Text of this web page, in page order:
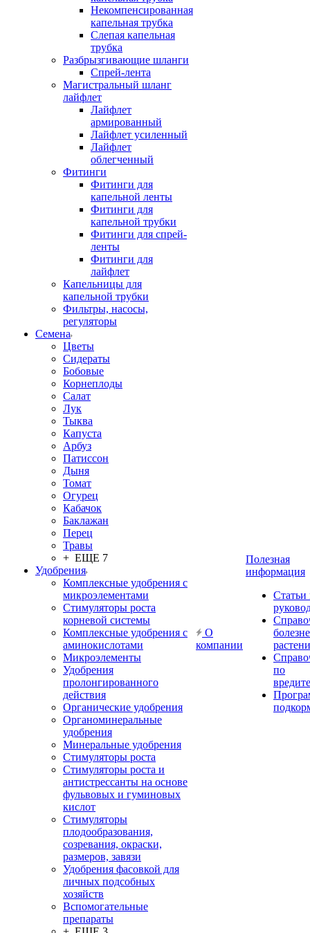
Некомпенсированная
капельная трубка
Слепая капельная
трубка
Разбрызгивающие шланги
Спрей-лента
Магистральный шланг
лайфлет
Лайфлет
армированный
Лайфлет усиленный
Лайфлет
облегченный
Фитинги
Фитинги для
капельной ленты
Фитинги для
капельной трубки
Фитинги для спрей-
ленты
Фитинги для
лайфлет
Капельницы для
капельной трубки
Фильтры, насосы,
регуляторы
Семена
Цветы
Сидераты
Бобовые
Корнеплоды
Салат
Лук
Тыква
Капуста
Арбуз
Патиссон
Дыня
Томат
Огурец
Кабачок
Баклажан
Перец
Травы
+ ЕЩЕ 7
Удобрения
Комплексные удобрения с
микроэлементами
Стимуляторы роста
корневой системы
Комплексные удобрения с
аминокислотами
Микроэлементы
Удобрения
пролонгированного
действия
Органические удобрения
Органоминеральные
удобрения
Минеральные удобрения
Стимуляторы роста
Стимуляторы роста и
антистрессанты на основе
фульвовых и гуминовых
кислот
Стимуляторы
плодообразования,
созревания, окраски,
размеров, завязи
Удобрения фасовкой для
личных подсобных
хозяйств
Вспомогательные
препараты
О
компании
Полезная
информация
Статьи
по